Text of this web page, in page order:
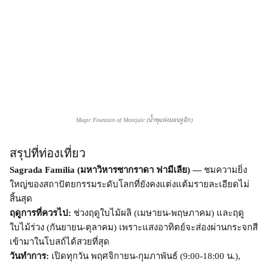
Magic Fountain of Montjuïc (น้ำพุแห่งมอนจูอิก)
สรุปที่ท่องเที่ยว
Sagrada Família (มหาวิหารซากราดา ฟามีเลีย) — ชมความยิ่ง
ใหญ่ของสถาปัตยกรรมระดับโลกที่ยังคงแต่งแต้มรายละเอียดไม่
สิ้นสุด
ฤดูการที่ควรไป: ช่วงฤดูใบไม้ผลิ (เมษายน-พฤษภาคม) และฤดู
ใบไม้ร่วง (กันยายน-ตุลาคม) เพราะแสงอาทิตย์จะส่องผ่านกระจกสี
เข้ามาในโบสถ์ได้สวยที่สุด
วันทำการ: เปิดทุกวัน พฤศจิกายน-กุมภาพันธ์ (9:00-18:00 น.),